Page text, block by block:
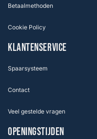
Betaalmethoden
Cookie Policy
KLANTENSERVICE
Spaarsysteem
Contact
Veel gestelde vragen
OPENINGSTIJDEN